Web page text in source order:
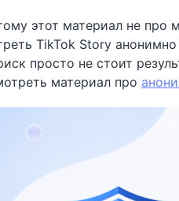
этот материал не про
TikTok Story
просто не стоит
материал про